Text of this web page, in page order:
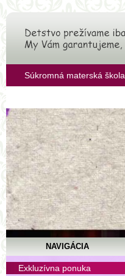
Súkromná materská škola
NAVIGÁCIA
Exkluzívna ponuka